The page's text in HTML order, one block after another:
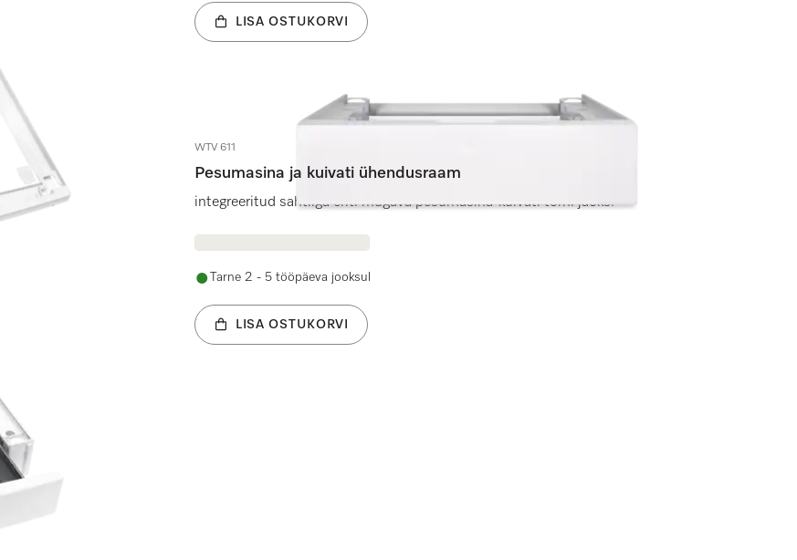
LISA OSTUKORVI
WTV 611
Pesumasina ja kuivati ühendusraam
integreeritud sahtliga eriti mugava pesumasina-kuivati torni jaoks.
Tarne 2 - 5 tööpäeva jooksul
LISA OSTUKORVI
jaoks.